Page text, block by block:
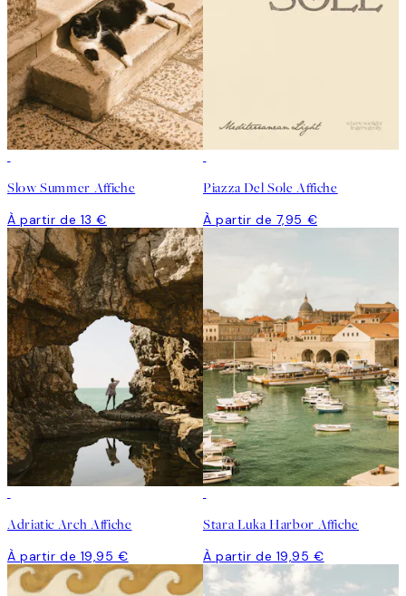
Slow Summer Affiche
À partir de 13 €
Piazza Del Sole Affiche
À partir de 7,95 €
Adriatic Arch Affiche
À partir de 19,95 €
Stara Luka Harbor Affiche
À partir de 19,95 €